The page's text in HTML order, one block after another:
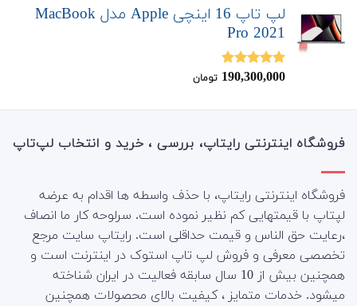
لپ تاپ 16 اینچی Apple مدل MacBook
Pro 2021
نمره5.00
190,300,000 تومان
فروشگاه اینترنتی رایتاپ، بررسی ، خرید و انتخاب لپ‌تاپ
فروشگاه اینترنتی رایتاپ، با حذف واسطه ها اقدام به عرضه
لپتاپ با قیمتهایی کم نظیر نموده است. سرلوحه کار ما انصاف
،رعایت حق الناس و قیمت حداقلی است. رایتاپ سایت مرجع
تخصصی معرفی و فروش لپ تاپ استوک در اینترنت است و
همچنین بیش از 10 سال سابقه فعالیت در ایران شناخته
میشود. خدمات متمایز ، کیفیت بالای محصولات همچنین